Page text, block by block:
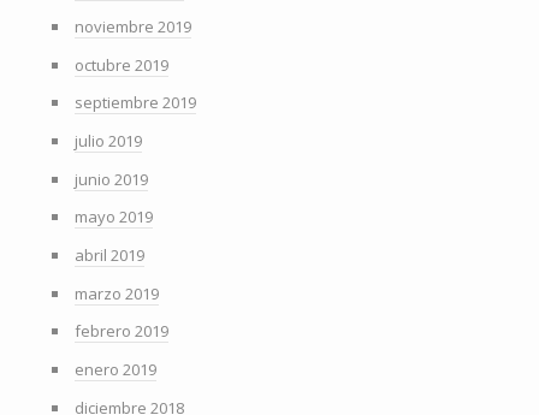
noviembre 2019
octubre 2019
septiembre 2019
julio 2019
junio 2019
mayo 2019
abril 2019
marzo 2019
febrero 2019
enero 2019
diciembre 2018